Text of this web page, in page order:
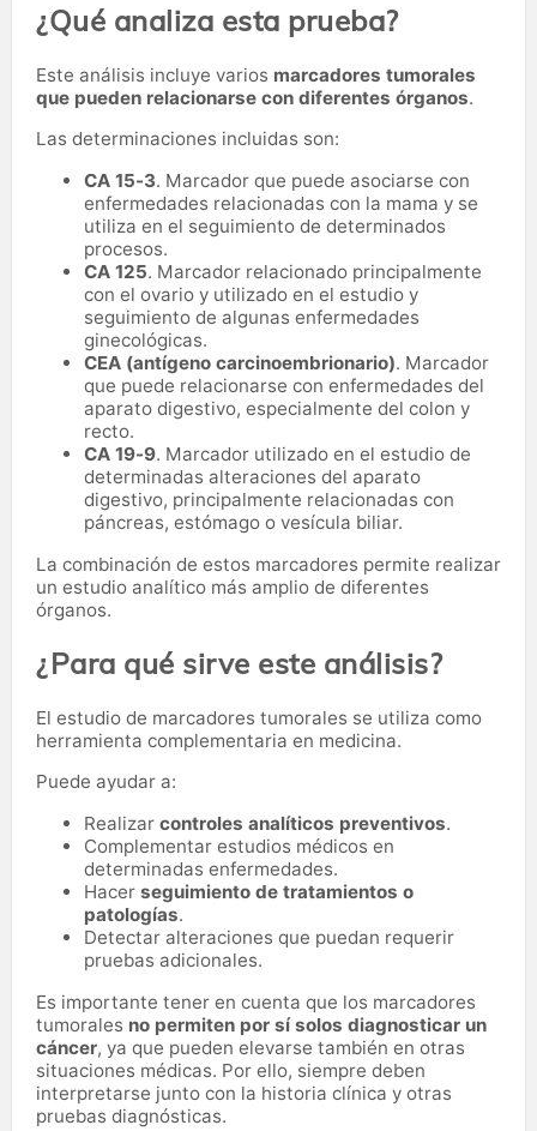
¿Qué analiza esta prueba?
Este análisis incluye varios marcadores tumorales
que pueden relacionarse con diferentes órganos.
Las determinaciones incluidas son:
CA 15-3. Marcador que puede asociarse con
enfermedades relacionadas con la mama y se
utiliza en el seguimiento de determinados
procesos.
CA 125. Marcador relacionado principalmente
con el ovario y utilizado en el estudio y
seguimiento de algunas enfermedades
ginecológicas.
CEA (antígeno carcinoembrionario). Marcador
que puede relacionarse con enfermedades del
aparato digestivo, especialmente del colon y
recto.
CA 19-9. Marcador utilizado en el estudio de
determinadas alteraciones del aparato
digestivo, principalmente relacionadas con
páncreas, estómago o vesícula biliar.
La combinación de estos marcadores permite realizar
un estudio analítico más amplio de diferentes
órganos.
¿Para qué sirve este análisis?
El estudio de marcadores tumorales se utiliza como
herramienta complementaria en medicina.
Puede ayudar a:
Realizar controles analíticos preventivos.
Complementar estudios médicos en
determinadas enfermedades.
Hacer seguimiento de tratamientos o
patologías.
Detectar alteraciones que puedan requerir
pruebas adicionales.
Es importante tener en cuenta que los marcadores
tumorales no permiten por sí solos diagnosticar un
cáncer, ya que pueden elevarse también en otras
situaciones médicas. Por ello, siempre deben
interpretarse junto con la historia clínica y otras
pruebas diagnósticas.